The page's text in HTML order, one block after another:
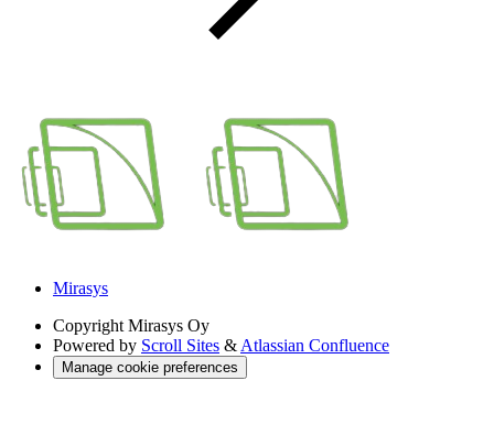
Mirasys
Copyright Mirasys Oy
Powered by Scroll Sites & Atlassian Confluence
Manage cookie preferences